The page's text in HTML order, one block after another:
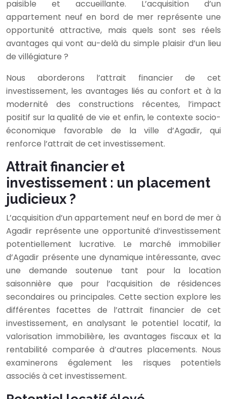
paisible et accueillante. L’acquisition d’un
appartement neuf en bord de mer représente une
opportunité attractive, mais quels sont ses réels
avantages qui vont au-delà du simple plaisir d’un lieu
de villégiature ?
Nous aborderons l’attrait financier de cet
investissement, les avantages liés au confort et à la
modernité des constructions récentes, l’impact
positif sur la qualité de vie et enfin, le contexte socio-
économique favorable de la ville d’Agadir, qui
renforce l’attrait de cet investissement.
Attrait financier et
investissement : un placement
judicieux ?
L’acquisition d’un appartement neuf en bord de mer à
Agadir représente une opportunité d’investissement
potentiellement lucrative. Le marché immobilier
d’Agadir présente une dynamique intéressante, avec
une demande soutenue tant pour la location
saisonnière que pour l’acquisition de résidences
secondaires ou principales. Cette section explore les
différentes facettes de l’attrait financier de cet
investissement, en analysant le potentiel locatif, la
valorisation immobilière, les avantages fiscaux et la
rentabilité comparée à d’autres placements. Nous
examinerons également les risques potentiels
associés à cet investissement.